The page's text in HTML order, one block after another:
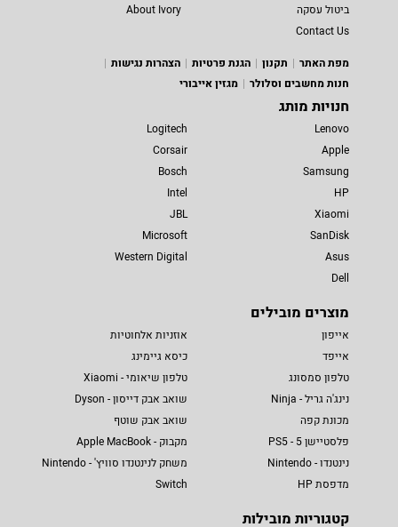
ביטול עסקה
About Ivory
Contact Us
מפת האתר
תקנון הגנת פרטיות
הצהרות נגישות
חנות מחשבים וסלולר
מגזין אייבורי
חנויות מותג
Lenovo
Apple
Samsung
HP
Xiaomi
SanDisk
Asus
Dell
Logitech
Corsair
Bosch
Intel
JBL
Microsoft
Western Digital
מוצרים מובילים
אייפון
אייפד
טלפון סמסונג
נינג'ה גריל - Ninja
מכונת קפה
פלסטיישן 5 - PS5
נינטנדו - Nintendo
מדפסת HP
אוזניות אלחוטיות
כיסא גיימינג
טלפון שיאומי - Xiaomi
שואב אבק דייסון - Dyson
שואב אבק שוטף
מקבוק - Apple MacBook
משחק לנינטנדו סוויץ' - Nintendo
Switch
קטגוריות מובילות